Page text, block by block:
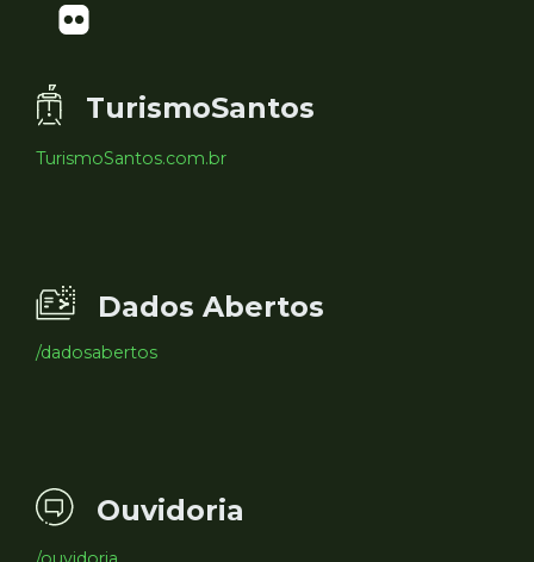
TurismoSantos
TurismoSantos.com.br
Dados Abertos
/dadosabertos
Ouvidoria